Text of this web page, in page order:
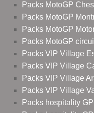
Packs MotoGP
Packs MotoGP
Packs MotoGP
Packs MotoGP
Packs VIP Village
Packs VIP Village
Packs VIP Village
Packs VIP Village
Packs hospitality